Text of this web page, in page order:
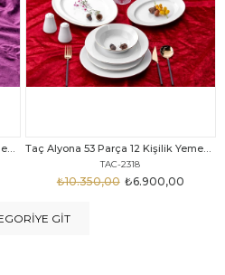
Taç Alyona 53 Parça 12 Kişilik Yemek Takımı Gold Taç Eliza Alyona 53 Parça 12 Kişilik Yemek Takımı Platin
TAC-2316
₺9.499,00
₺12.669,00
GIT